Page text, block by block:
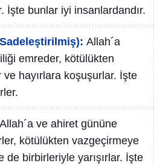
İşte bunlar iyi insanlardandır.
Allah´a
emreder, kötülükten
ve hayırlara koşuşurlar. İşte
Allah´a ve ahiret gününe
kötülükten vazgeçirmeye
de birbirleriyle yarışırlar. İşte